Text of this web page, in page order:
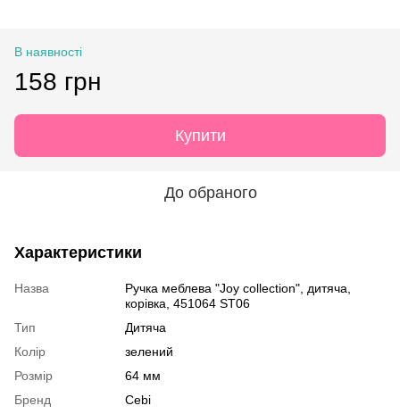
В наявності
158 грн
Купити
До обраного
Характеристики
Назва
Ручка меблева "Joy collection", дитяча,
корівка, 451064 ST06
Тип
Дитяча
Колір
зелений
Розмір
64 мм
Бренд
Cebi